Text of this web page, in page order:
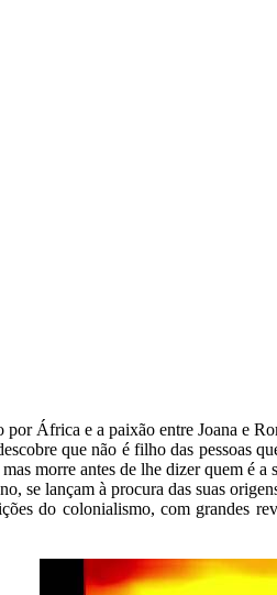
África e a paixão entre Joana e
que não é filho das pessoas
morre antes de lhe dizer quem é a
lançam à procura das suas
do colonialismo, com grandes